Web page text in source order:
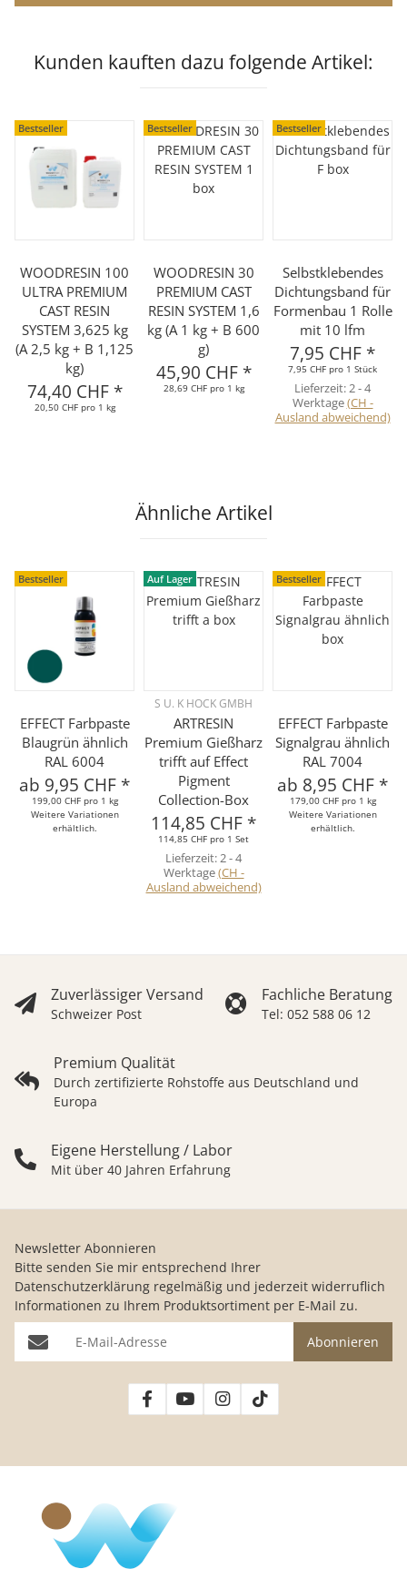
Kunden kauften dazu folgende Artikel:
Bestseller
WOODRESIN 100
ULTRA PREMIUM
CAST RESIN
SYSTEM 3,625 kg
(A 2,5 kg + B 1,125
kg)
74,40 CHF *
20,50 CHF pro 1 kg
Bestseller
WOODRESIN 30
PREMIUM CAST
RESIN SYSTEM 1,6
kg (A 1 kg + B 600
g)
45,90 CHF *
28,69 CHF pro 1 kg
Bestseller
Selbstklebendes
Dichtungsband für
Formenbau 1 Rolle
mit 10 lfm
7,95 CHF *
7,95 CHF pro 1 Stück
Lieferzeit:2 - 4
Werktage(CH -
Ausland abweichend)
Ähnliche Artikel
Bestseller
EFFECT Farbpaste
Blaugrün ähnlich
RAL 6004
ab 9,95 CHF *
199,00 CHF pro 1 kg
Weitere Variationen
erhältlich.
Auf Lager
S U. K HOCK GMBH
ARTRESIN
Premium Gießharz
trifft auf Effect
Pigment
Collection-Box
114,85 CHF *
114,85 CHF pro 1 Set
Lieferzeit:2 - 4
Werktage(CH -
Ausland abweichend)
Bestseller
EFFECT Farbpaste
Signalgrau ähnlich
RAL 7004
ab 8,95 CHF *
179,00 CHF pro 1 kg
Weitere Variationen
erhältlich.
Zuverlässiger Versand
Schweizer Post
Fachliche Beratung
Tel: 052 588 06 12
Premium Qualität
Durch zertifizierte Rohstoffe aus Deutschland und
Europa
Eigene Herstellung / Labor
Mit über 40 Jahren Erfahrung
Newsletter Abonnieren
Bitte senden Sie mir entsprechend Ihrer
Datenschutzerklärung regelmäßig und jederzeit widerruflich
Informationen zu Ihrem Produktsortiment per E-Mail zu.
E-Mail-Adresse Abonnieren